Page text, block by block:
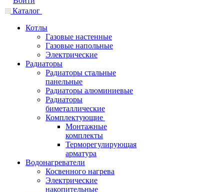
Каталог
Котлы
Газовые настенные
Газовые напольные
Электрические
Радиаторы
Радиаторы стальные
панельные
Радиаторы алюминиевые
Радиаторы
биметаллические
Комплектующие
Монтажные
комплекты
Терморегулирующая
арматура
Водонагреватели
Косвенного нагрева
Электрические
накопительные